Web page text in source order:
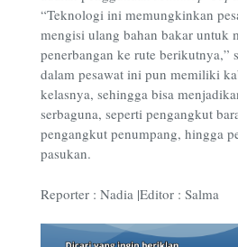
“Teknologi ini memungkinkan
mengisi ulang bahan bakar untuk
penerbangan ke rute berikutnya,”
dalam pesawat ini pun memiliki
kelasnya, sehingga bisa
serbaguna, seperti pengangkut
pengangkut penumpang, hingga
pasukan.
Reporter : Nadia |Editor : Salma